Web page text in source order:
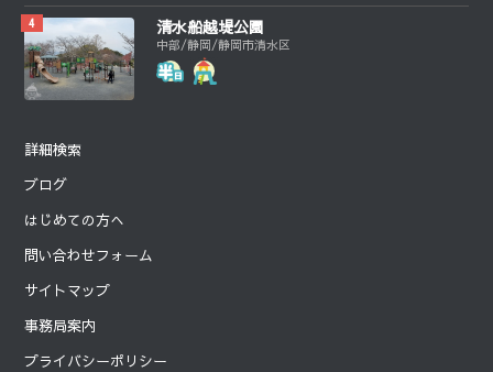
清水船越堤公園
中部/静岡/静岡市清水区
詳細検索
ブログ
はじめての方へ
問い合わせフォーム
サイトマップ
事務局案内
プライバシーポリシー